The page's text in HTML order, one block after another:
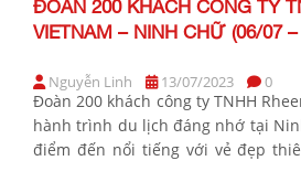
ĐOÀN 200 KHÁCH CÔNG TY
VIETNAM – NINH CHỮ (06/07
Nguyễn Linh 13/07/2023 0
Đoàn 200 khách công ty TNHH
hành trình du lịch đáng nhớ tại
điểm đến nổi tiếng với vẻ đẹp